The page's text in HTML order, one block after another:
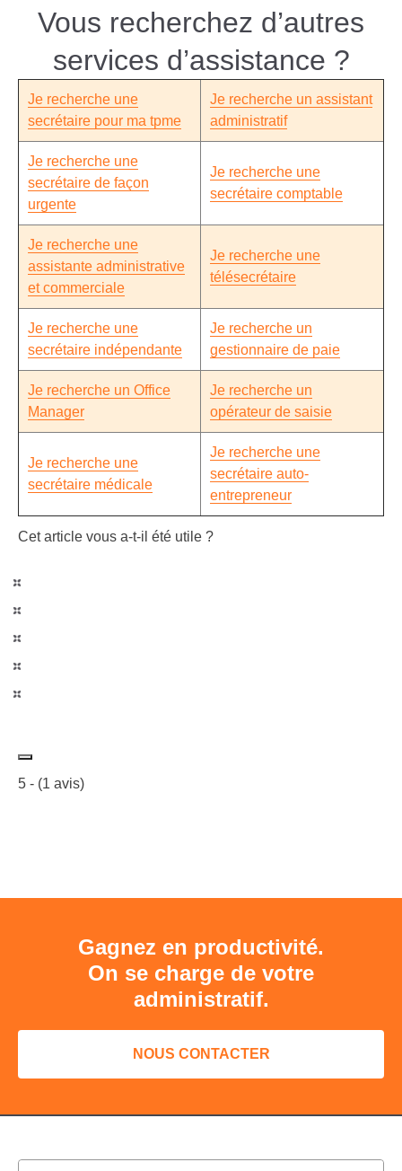
Vous recherchez d’autres
services d’assistance ?
Je recherche une
secrétaire pour ma tpme
Je recherche un assistant
administratif
Je recherche une
secrétaire de façon
urgente
Je recherche une
secrétaire comptable
Je recherche une
assistante administrative
et commerciale
Je recherche une
télésecrétaire
Je recherche une
secrétaire indépendante
Je recherche un
gestionnaire de paie
Je recherche un Office
Manager
Je recherche un
opérateur de saisie
Je recherche une
secrétaire médicale
Je recherche une
secrétaire auto-
entrepreneur
Cet article vous a-t-il été utile ?
5 - (1 avis)
Gagnez en productivité.
On se charge de votre
administratif.
NOUS CONTACTER